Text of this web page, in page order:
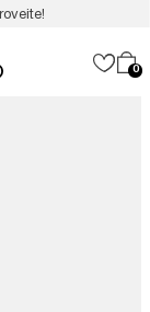
0